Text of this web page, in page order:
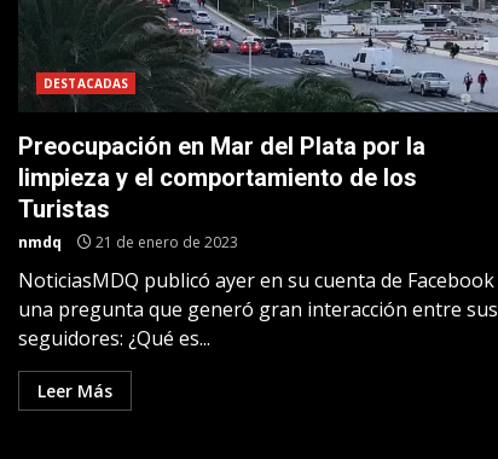
DESTACADAS
Preocupación en Mar del Plata por la
limpieza y el comportamiento de los
Turistas
nmdq 21 de enero de 2023
NoticiasMDQ publicó ayer en su cuenta de Facebook
una pregunta que generó gran interacción entre sus
seguidores: ¿Qué es...
Leer Más